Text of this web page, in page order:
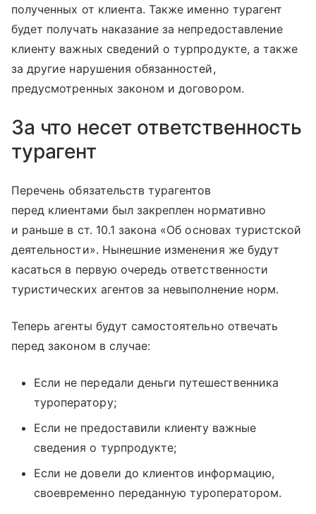
полученных от клиента. Также именно турагент
будет получать наказание за непредоставление
клиенту важных сведений о турпродукте, а также
за другие нарушения обязанностей,
предусмотренных законом и договором.
За что несет ответственность
турагент
Перечень обязательств турагентов
перед клиентами был закреплен нормативно
и раньше в ст. 10.1 закона «Об основах туристской
деятельности». Нынешние изменения же будут
касаться в первую очередь ответственности
туристических агентов за невыполнение норм.
Теперь агенты будут самостоятельно отвечать
перед законом в случае:
Если не передали деньги путешественника
туроператору;
Если не предоставили клиенту важные
сведения о турпродукте;
Если не довели до клиентов информацию,
своевременно переданную туроператором.